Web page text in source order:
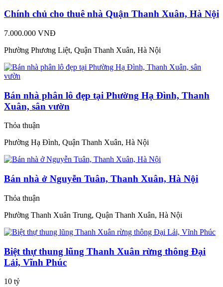
Chính chủ cho thuê nhà Quận Thanh Xuân, Hà Nội
7.000.000 VNĐ
Phường Phương Liệt, Quận Thanh Xuân, Hà Nội
Bán nhà phân lô đẹp tại Phường Hạ Đình, Thanh
Xuân, sân vườn
Thỏa thuận
Phường Hạ Đình, Quận Thanh Xuân, Hà Nội
Bán nhà ở Nguyễn Tuân, Thanh Xuân, Hà Nội
Thỏa thuận
Phường Thanh Xuân Trung, Quận Thanh Xuân, Hà Nội
Biệt thự thung lũng Thanh Xuân rừng thông Đại
Lải, Vĩnh Phúc
10 tỷ